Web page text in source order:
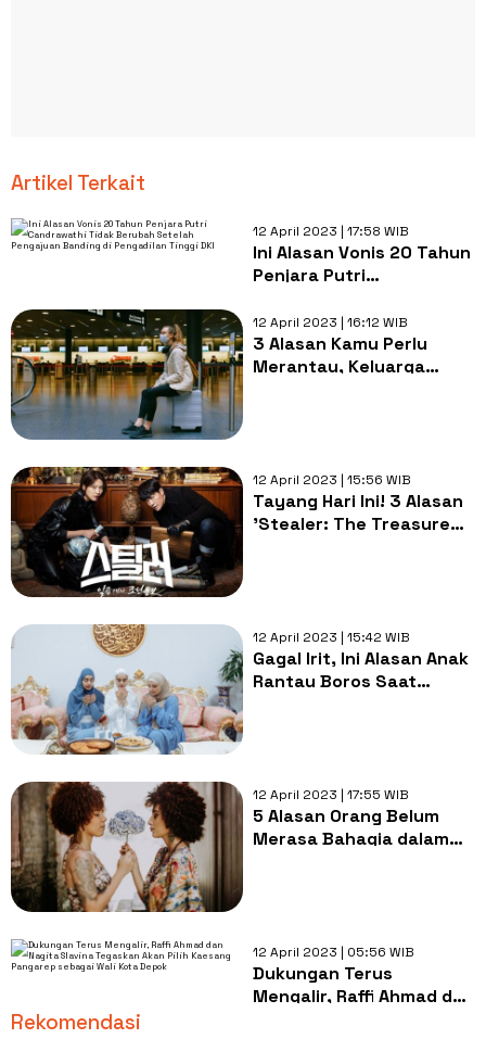
Artikel Terkait
12 April 2023 | 17:58 WIB
Ini Alasan Vonis 20 Tahun
Penjara Putri
Berubah Setelah
Pengajuan Banding di
Pengadilan Tinggi DKI
12 April 2023 | 16:12 WIB
3 Alasan Kamu Perlu
Merantau, Keluarga
12 April 2023 | 15:56 WIB
Tayang Hari Ini! 3 Alasan
'Stealer: The Treasure
12 April 2023 | 15:42 WIB
Gagal Irit, Ini Alasan Anak
Rantau Boros Saat
12 April 2023 | 17:55 WIB
5 Alasan Orang Belum
Merasa Bahagia dalam
12 April 2023 | 05:56 WIB
Dukungan Terus
Mengalir, Raffi Ahmad dan
Rekomendasi